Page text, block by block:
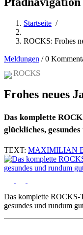
Startseite /
ROCKS: Frohes
Meldungen /0
ROCKS
Frohes neues
Das komplette
glückliches,
TEXT: MAXIMILIAN
Das komplette ROCKS-
gesundes und rundum